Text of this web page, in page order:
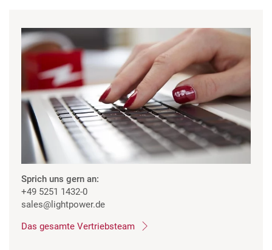
Sprich uns gern an:
+49 5251 1432-0
sales@lightpower.de
Das gesamte Vertriebsteam